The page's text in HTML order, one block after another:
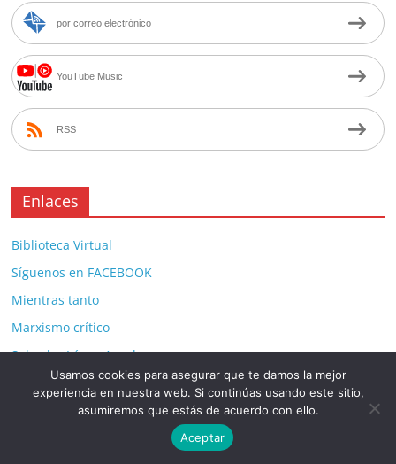
por correo electrónico
YouTube Music
RSS
Enlaces
Biblioteca Virtual
Síguenos en FACEBOOK
Mientras tanto
Marxismo crítico
Salvador López Arnal
Karel Kosík. Decencia y crítica
Derrota y navegación
Usamos cookies para asegurar que te damos la mejor
experiencia en nuestra web. Si continúas usando este sitio,
asumiremos que estás de acuerdo con ello.
Aceptar